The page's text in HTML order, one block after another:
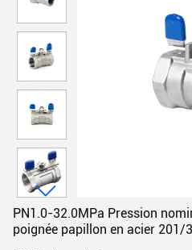
PN1.0-32.0MPa Pression
poignée papillon en acier 201/